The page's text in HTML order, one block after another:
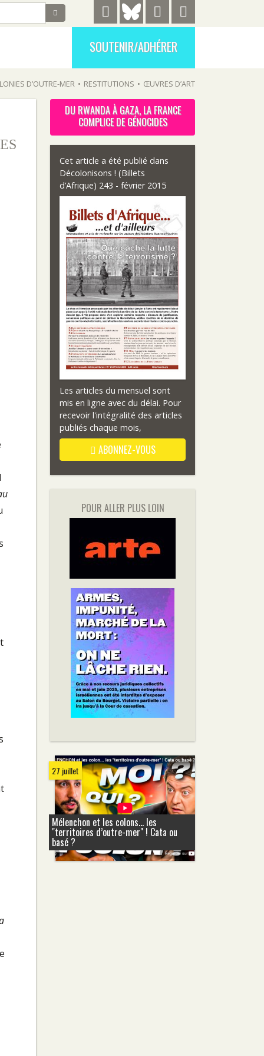
SOUTENIR/ADHÉRER
D’OUTRE-MER • RESTITUTIONS • ŒUVRES D’ART
DU RWANDA À GAZA, LA FRANCE
COMPLICE DE GÉNOCIDES
Cet article a été publié dans
Décolonisons ! (Billets
d’Afrique) 243 - février 2015
Les articles du mensuel sont
mis en ligne avec du délai. Pour
recevoir l'intégralité des articles
publiés chaque mois,
ABONNEZ-VOUS
POUR ALLER PLUS LOIN
27 juillet
Mélenchon et les colons... les
"territoires d’outre-mer" ! Cata ou
basé ?